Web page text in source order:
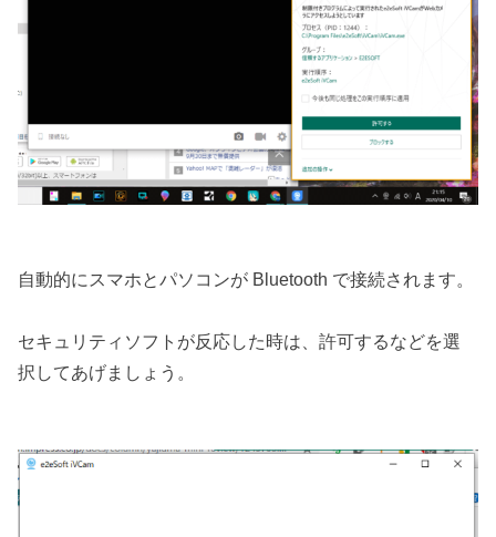
自動的にスマホとパソコンが Bluetooth で接続されます。
セキュリティソフトが反応した時は、許可するなどを選
択してあげましょう。